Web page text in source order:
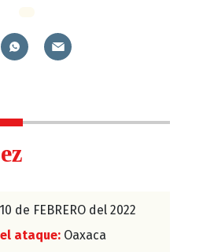
10 de FEBRERO del 2022
ataque: Oaxaca